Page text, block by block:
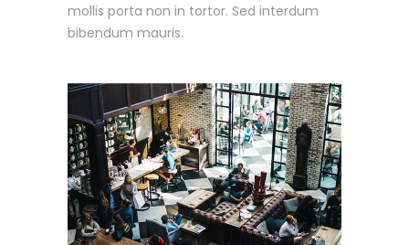
mollis porta non in tortor. Sed interdum
bibendum mauris.